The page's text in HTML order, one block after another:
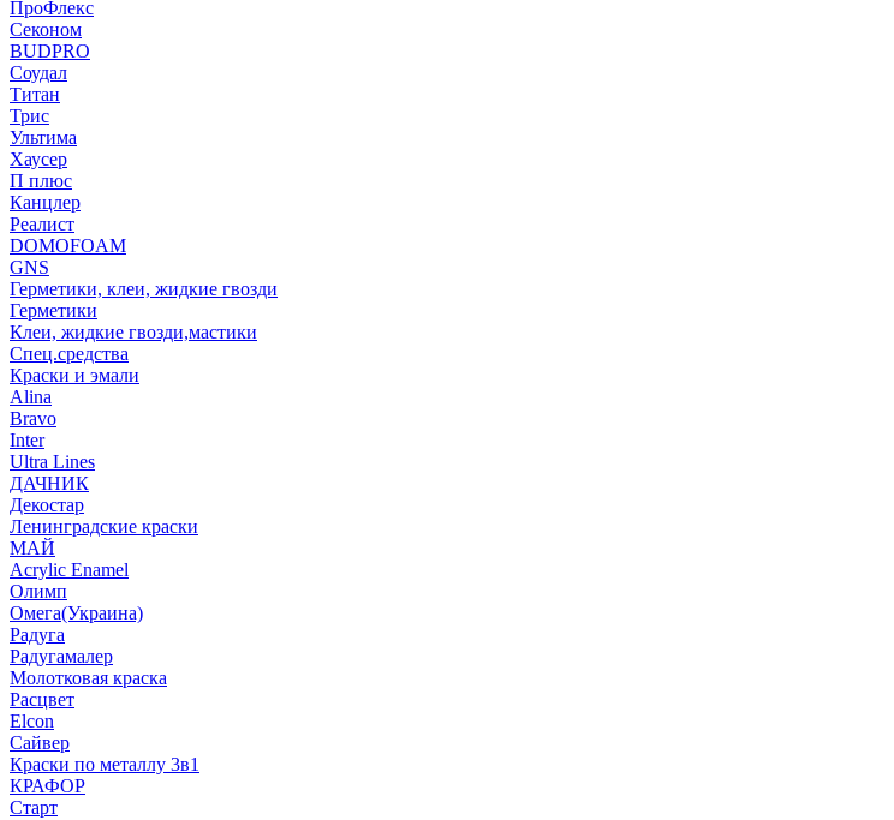
ПроФлекс
Секоном
BUDPRO
Соудал
Титан
Трис
Ультима
Хаусер
П плюс
Канцлер
Реалист
DOMOFOAM
GNS
Герметики, клеи, жидкие гвозди
Герметики
Клеи, жидкие гвозди,мастики
Спец.средства
Краски и эмали
Alina
Bravo
Inter
Ultra Lines
ДАЧНИК
Декостар
Ленинградские краски
МАЙ
Acrylic Enamel
Олимп
Омега(Украина)
Радуга
Радугамалер
Молотковая краска
Расцвет
Elcon
Сайвер
Краски по металлу 3в1
КРАФОР
Старт